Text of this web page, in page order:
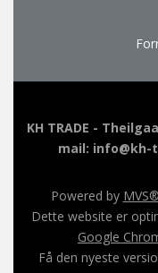
KH TRADE -
mail: info@kh-
Powered by
Dette website er
Google
Få den nyeste